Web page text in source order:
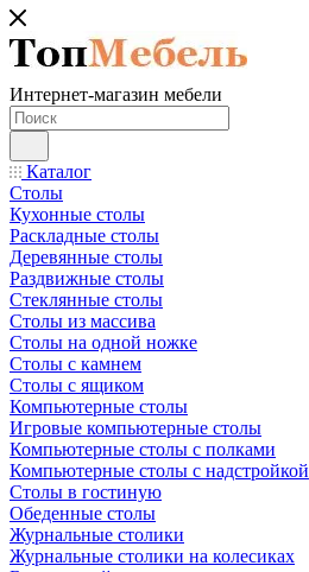
Интернет-магазин мебели
Каталог
Столы
Кухонные столы
Раскладные столы
Деревянные столы
Раздвижные столы
Стеклянные столы
Столы из массива
Столы на одной ножке
Столы с камнем
Столы с ящиком
Компьютерные столы
Игровые компьютерные столы
Компьютерные столы с полками
Компьютерные столы с надстройкой
Столы в гостиную
Обеденные столы
Журнальные столики
Журнальные столики на колесиках